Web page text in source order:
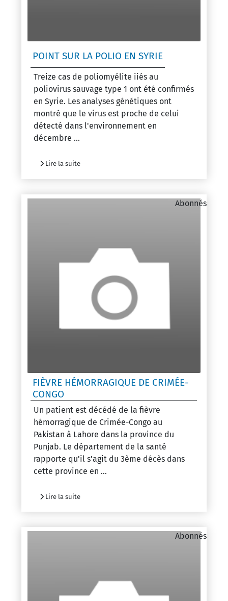
POINT SUR LA POLIO EN SYRIE
Treize cas de poliomyélite iiés au
poliovirus sauvage type 1 ont été confirmés
en Syrie. Les analyses génétiques ont
montré que le virus est proche de celui
détecté dans l'environnement en
décembre ...
Lire la suite
Abonnés
FIÈVRE HÉMORRAGIQUE DE CRIMÉE-
CONGO
Un patient est décédé de la fièvre
hémorragique de Crimée-Congo au
Pakistan à Lahore dans la province du
Punjab. Le département de la santé
rapporte qu'il s'agit du 3ème décès dans
cette province en ...
Lire la suite
Abonnés